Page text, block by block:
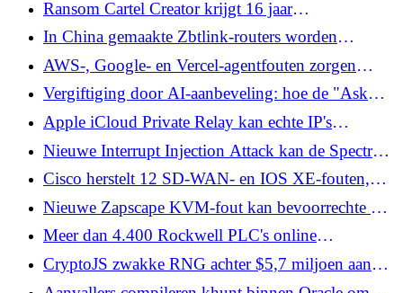
2020 en later
Ransom Cartel Creator krijgt 16 jaar
gevangenisstraf voor het exploiteren van
Ransomware-as-a-Service
In China gemaakte Zbtlink-routers worden
geleverd met een achterdeur die niet-geverifieerde
rootshells opent
AWS-, Google- en Vercel-agentfouten zorgen
ervoor dat aanvallers tools kunnen activeren
zonder het model uit te voeren
Vergiftiging door AI-aanbeveling: hoe de "Ask
AI"-knoppen het LLM-geheugen stil veranderen
Apple iCloud Private Relay kan echte IP's
blootleggen via WebKit Proxy Bypasses
Nieuwe Interrupt Injection Attack kan de Spectre
v2-verdediging op Intel- en AMD-CPU's omzeilen
Cisco herstelt 12 SD-WAN- en IOS XE-fouten,
waaronder drie 9.8 CVSS-scorebugs
Nieuwe Zapscape KVM-fout kan bevoorrechte L1-
gastcode laten ontsnappen naar Linux-hosts
Meer dan 4.400 Rockwell PLC's online
tentoongesteld, 22 gevonden in wateraanvalsteden
CryptoJS zwakke RNG achter $5,7 miljoen aan
afvoeren heeft invloed op vijf Crypto Wallet-apps